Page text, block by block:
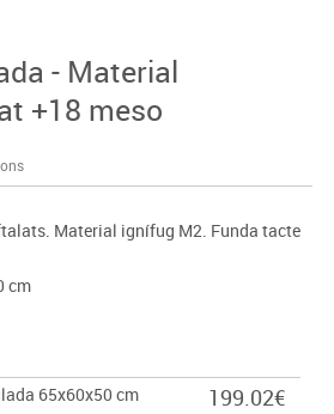
- Material
+18 meso
Material ignífug M2. Funda tacte
cm
65x60x50 cm
199.02€